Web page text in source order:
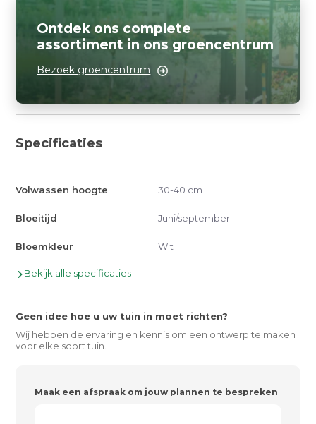
Ontdek ons complete
assortiment in ons groencentrum
Bezoek groencentrum
Specificaties
Volwassen hoogte 30-40 cm
Bloeitijd Juni/september
Bloemkleur Wit
Bekijk alle specificaties
Geen idee hoe u uw tuin in moet richten?
Wij hebben de ervaring en kennis om een ontwerp te maken
voor elke soort tuin.
Maak een afspraak om jouw plannen te bespreken